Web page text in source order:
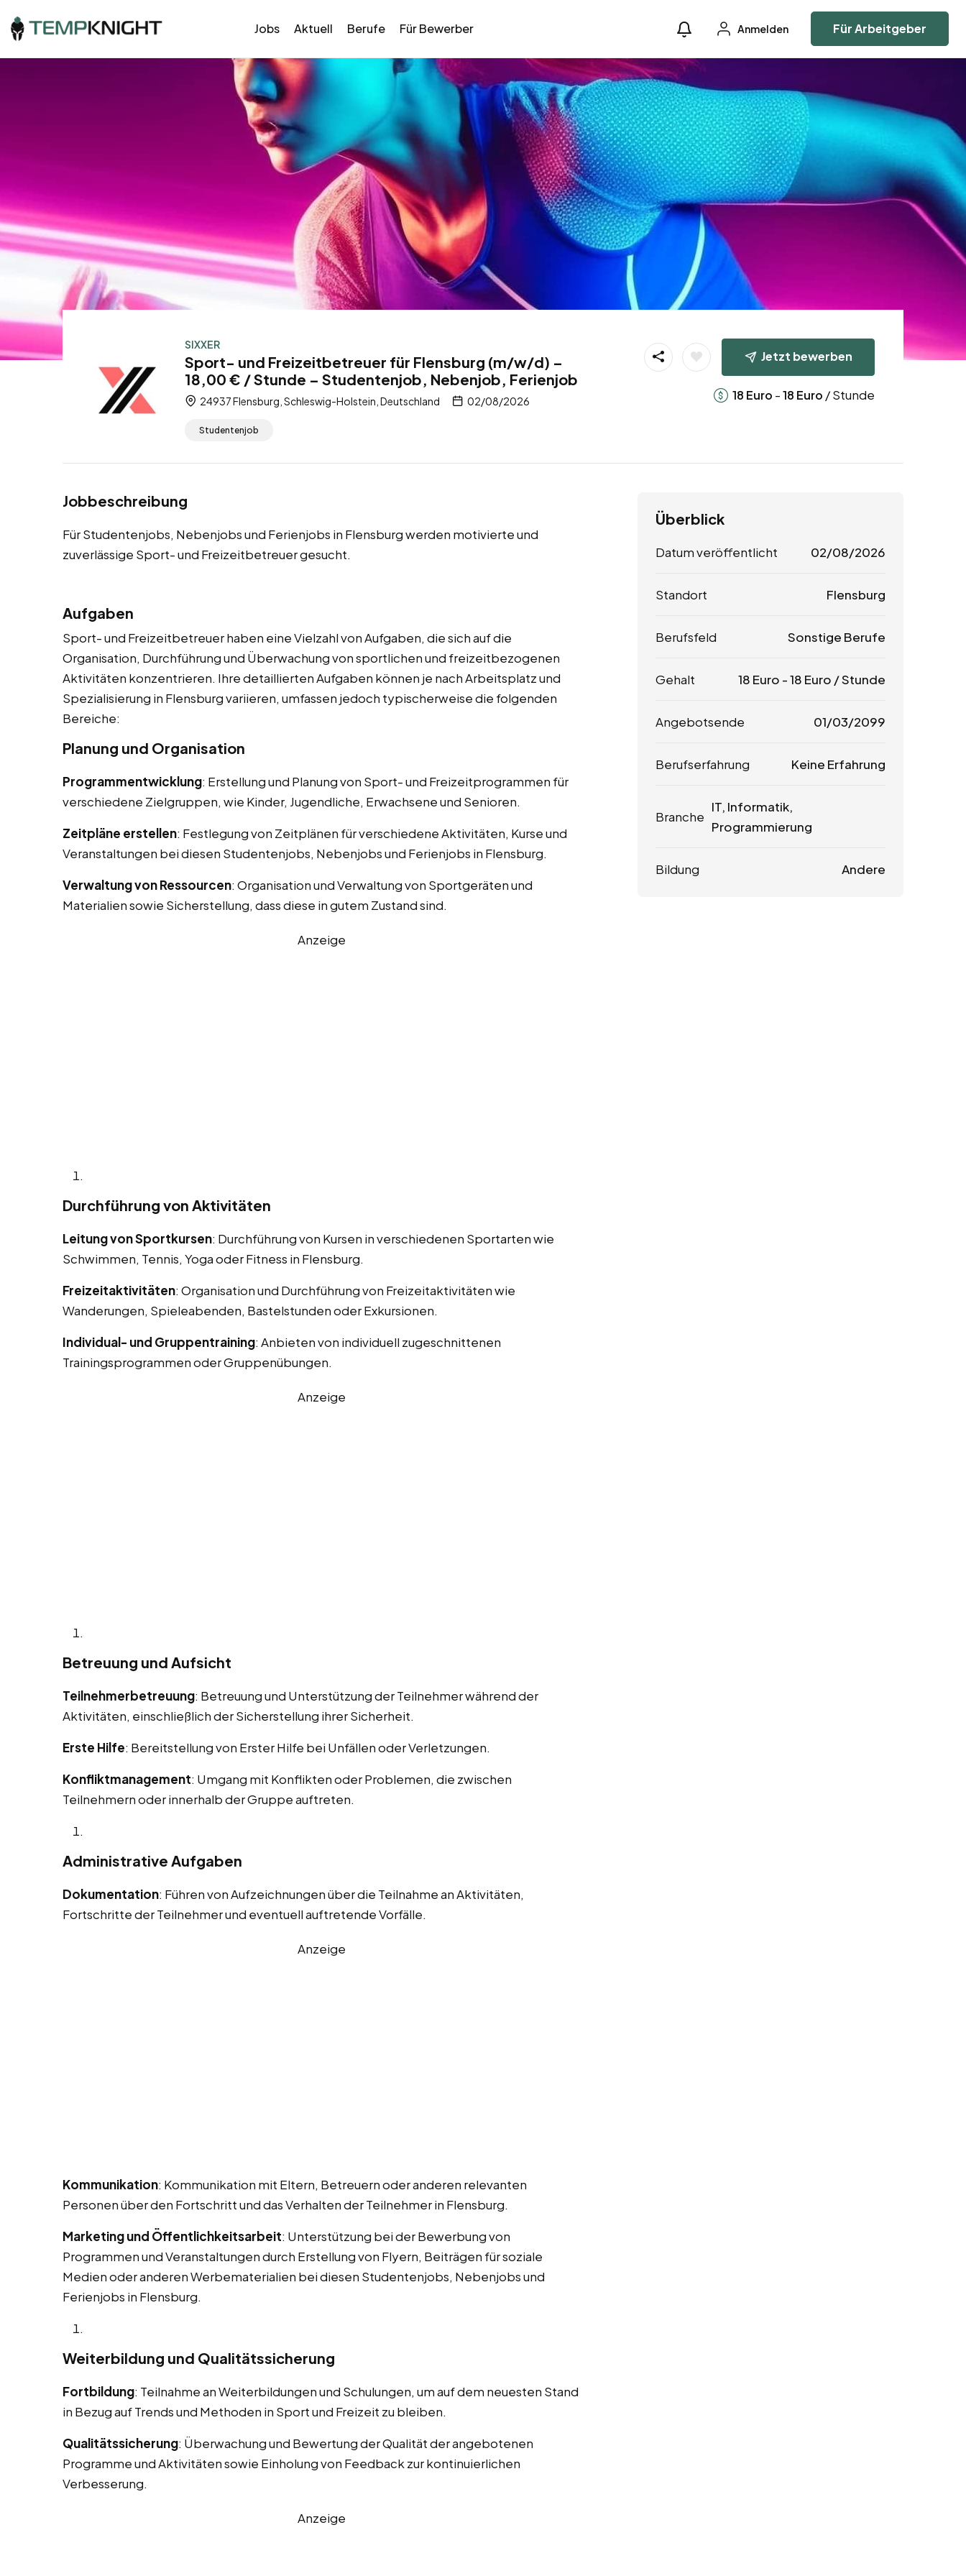
Jobs Aktuell Berufe Für Bewerber Anmelden Für Arbeitgeber
SIXXER
Sport- und Freizeitbetreuer für Flensburg (m/w/d) –
18,00 € / Stunde – Studentenjob, Nebenjob, Ferienjob
24937 Flensburg, Schleswig-Holstein, Deutschland 02/08/2026
Studentenjob
Jetzt bewerben
18 Euro -18 Euro / Stunde
Jobbeschreibung
Für Studentenjobs, Nebenjobs und Ferienjobs in Flensburg werden motivierte und
zuverlässige Sport- und Freizeitbetreuer gesucht.
Aufgaben
Sport- und Freizeitbetreuer haben eine Vielzahl von Aufgaben, die sich auf die
Organisation, Durchführung und Überwachung von sportlichen und freizeitbezogenen
Aktivitäten konzentrieren. Ihre detaillierten Aufgaben können je nach Arbeitsplatz und
Spezialisierung in Flensburg variieren, umfassen jedoch typischerweise die folgenden
Bereiche:
Planung und Organisation
Programmentwicklung: Erstellung und Planung von Sport- und Freizeitprogrammen für
verschiedene Zielgruppen, wie Kinder, Jugendliche, Erwachsene und Senioren.
Zeitpläne erstellen: Festlegung von Zeitplänen für verschiedene Aktivitäten, Kurse und
Veranstaltungen bei diesen Studentenjobs, Nebenjobs und Ferienjobs in Flensburg.
Verwaltung von Ressourcen: Organisation und Verwaltung von Sportgeräten und
Materialien sowie Sicherstellung, dass diese in gutem Zustand sind.
Anzeige
Durchführung von Aktivitäten
Leitung von Sportkursen: Durchführung von Kursen in verschiedenen Sportarten wie
Schwimmen, Tennis, Yoga oder Fitness in Flensburg.
Freizeitaktivitäten: Organisation und Durchführung von Freizeitaktivitäten wie
Wanderungen, Spieleabenden, Bastelstunden oder Exkursionen.
Individual- und Gruppentraining: Anbieten von individuell zugeschnittenen
Trainingsprogrammen oder Gruppenübungen.
Anzeige
Betreuung und Aufsicht
Teilnehmerbetreuung: Betreuung und Unterstützung der Teilnehmer während der
Aktivitäten, einschließlich der Sicherstellung ihrer Sicherheit.
Erste Hilfe: Bereitstellung von Erster Hilfe bei Unfällen oder Verletzungen.
Konfliktmanagement: Umgang mit Konflikten oder Problemen, die zwischen
Teilnehmern oder innerhalb der Gruppe auftreten.
Administrative Aufgaben
Dokumentation: Führen von Aufzeichnungen über die Teilnahme an Aktivitäten,
Fortschritte der Teilnehmer und eventuell auftretende Vorfälle.
Anzeige
Kommunikation: Kommunikation mit Eltern, Betreuern oder anderen relevanten
Personen über den Fortschritt und das Verhalten der Teilnehmer in Flensburg.
Marketing und Öffentlichkeitsarbeit: Unterstützung bei der Bewerbung von
Programmen und Veranstaltungen durch Erstellung von Flyern, Beiträgen für soziale
Medien oder anderen Werbematerialien bei diesen Studentenjobs, Nebenjobs und
Ferienjobs in Flensburg.
Weiterbildung und Qualitätssicherung
Fortbildung: Teilnahme an Weiterbildungen und Schulungen, um auf dem neuesten Stand
in Bezug auf Trends und Methoden in Sport und Freizeit zu bleiben.
Qualitätssicherung: Überwachung und Bewertung der Qualität der angebotenen
Programme und Aktivitäten sowie Einholung von Feedback zur kontinuierlichen
Verbesserung.
Anzeige
Überblick
Datum veröffentlicht 02/08/2026
Standort Flensburg
Berufsfeld Sonstige Berufe
Gehalt 18 Euro -18 Euro / Stunde
Angebotsende 01/03/2099
Berufserfahrung Keine Erfahrung
Branche
IT, Informatik,
Programmierung
Bildung Andere